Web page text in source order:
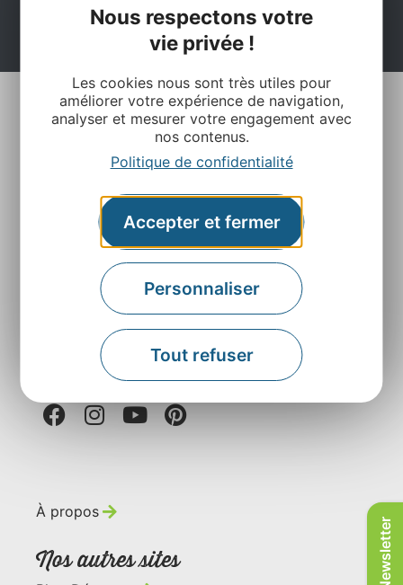
Nous respectons votre
vie privée !
Les cookies nous sont très utiles pour
améliorer votre expérience de navigation,
analyser et mesurer votre engagement avec
nos contenus.
Politique de confidentialité
Accepter et fermer
Personnaliser
Tout refuser
Je m'abonne ici
Agence Départementale de l’Attractivité et du
Tourisme de l’Aveyron
Rue Louis Blanc – BP831 – 12008 Rodez
Contactez-nous
Retrouvez-nous sur
À propos
Nos autres sites Newsletter